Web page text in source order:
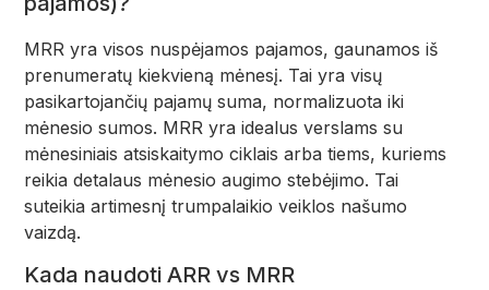
MRR yra visos nuspėjamos pajamos, gaunamos iš
prenumeratų kiekvieną mėnesį. Tai yra visų
pasikartojančių pajamų suma, normalizuota iki
mėnesio sumos. MRR yra idealus verslams su
mėnesiniais atsiskaitymo ciklais arba tiems, kuriems
reikia detalaus mėnesio augimo stebėjimo. Tai
suteikia artimesnį trumpalaikio veiklos našumo
vaizdą.
Kada naudoti ARR vs MRR